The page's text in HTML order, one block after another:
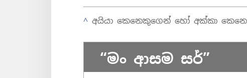
^ අයියා කෙනෙකුගෙන් හෝ අක්කා
“මං ආසම සර්”